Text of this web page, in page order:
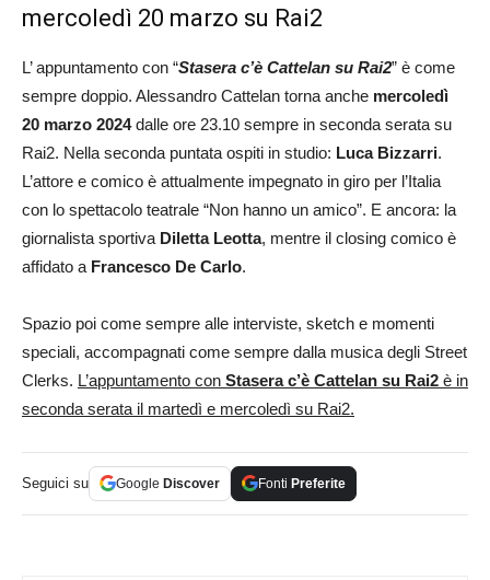
mercoledì 20 marzo su Rai2
L’ appuntamento con “Stasera c’è Cattelan su Rai2” è come
sempre doppio. Alessandro Cattelan torna anche mercoledì
20 marzo 2024dalle ore 23.10 sempre in seconda serata su
Rai2. Nella seconda puntata ospiti in studio: Luca Bizzarri.
L’attore e comico è attualmente impegnato in giro per l’Italia
con lo spettacolo teatrale “Non hanno un amico”. E ancora: la
giornalista sportiva Diletta Leotta, mentre il closing comico è
affidato a Francesco De Carlo.
Spazio poi come sempre alle interviste, sketch e momenti
speciali, accompagnati come sempre dalla musica degli Street
Clerks. L’appuntamento con Stasera c’è Cattelan su Rai2 è in
seconda serata il martedì e mercoledì su Rai2.
Seguici su Google Discover Fonti Preferite